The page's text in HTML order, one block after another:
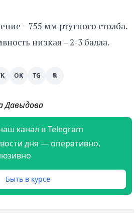
– 755 мм ртутного столба.
низкая – 2-3 балла.
OK TG ⎘
Давыдова
канал в Telegram
дня — оперативно,
Быть в курсе